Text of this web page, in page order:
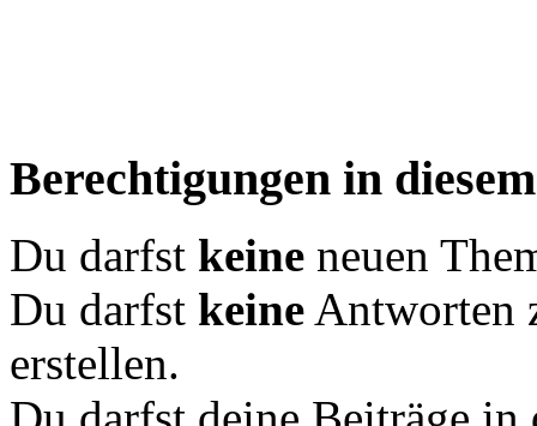
Berechtigungen in
Du darfst keine neuen
Du darfst keine Antworten
erstellen.